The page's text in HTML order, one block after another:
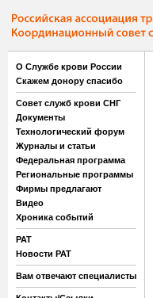
О Службе крови России
Скажем донору спасибо
Совет служб крови СНГ
Документы
Технологический форум
Журналы и статьи
Федеральная программа
Региональные программы
Фирмы предлагают
Видео
Хроника событий
РАТ
Новости РАТ
Вам отвечают специалисты